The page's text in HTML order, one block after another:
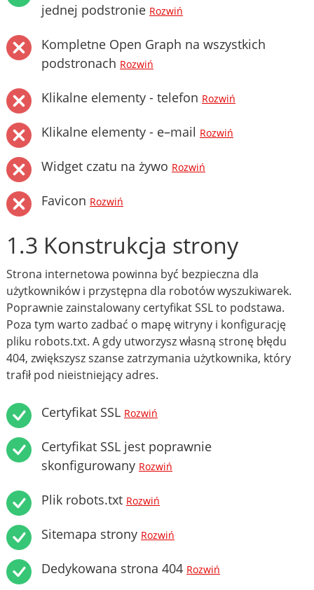
jednej podstronie Rozwiń
Kompletne Open Graph na wszystkich
podstronach Rozwiń
Klikalne elementy - telefon Rozwiń
Klikalne elementy - e–mail Rozwiń
Widget czatu na żywo Rozwiń
Favicon Rozwiń
1.3 Konstrukcja strony
Strona internetowa powinna być bezpieczna dla
użytkowników i przystępna dla robotów wyszukiwarek.
Poprawnie zainstalowany certyfikat SSL to podstawa.
Poza tym warto zadbać o mapę witryny i konfigurację
pliku robots.txt. A gdy utworzysz własną stronę błędu
404, zwiększysz szanse zatrzymania użytkownika, który
trafił pod nieistniejący adres.
Certyfikat SSL Rozwiń
Certyfikat SSL jest poprawnie
skonfigurowany Rozwiń
Plik robots.txt Rozwiń
Sitemapa strony Rozwiń
Dedykowana strona 404 Rozwiń